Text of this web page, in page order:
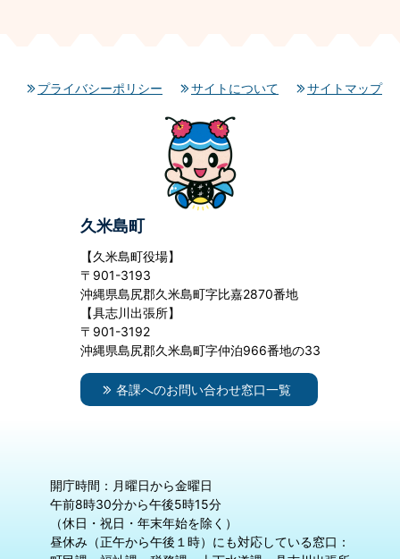
プライバシーポリシー サイトについて サイトマップ
久米島町
【久米島町役場】
〒901-3193
沖縄県島尻郡久米島町字比嘉2870番地
【具志川出張所】
〒901-3192
沖縄県島尻郡久米島町字仲泊966番地の33
各課へのお問い合わせ窓口一覧
開庁時間：月曜日から金曜日
午前8時30分から午後5時15分
（休日・祝日・年末年始を除く）
昼休み（正午から午後１時）にも対応している窓口：